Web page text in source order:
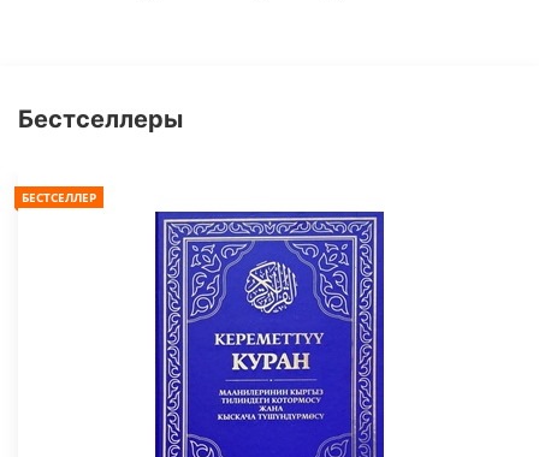
Бестселлеры
БЕСТСЕЛЛЕР